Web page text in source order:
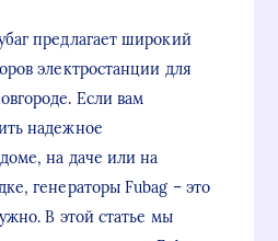
предлагает широкий
электростанции для
Если вам
надежное
на даче или на
генераторы Fubag – это
В этой статье мы